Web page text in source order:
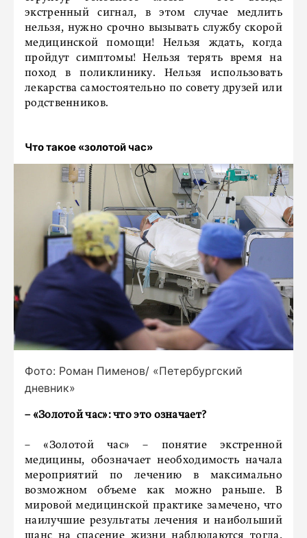
экстренный сигнал, в этом случае медлить
нельзя, нужно срочно вызывать службу скорой
медицинской помощи! Нельзя ждать, когда
пройдут симптомы! Нельзя терять время на
поход в поликлинику. Нельзя использовать
лекарства самостоятельно по совету друзей или
родственников.
Что такое «золотой час»
Фото: Роман Пименов/ «Петербургский
дневник»
– «Золотой час»: что это означает?
– «Золотой час» – понятие экстренной
медицины, обозначает необходимость начала
мероприятий по лечению в максимально
возможном объеме как можно раньше. В
мировой медицинской практике замечено, что
наилучшие результаты лечения и наибольший